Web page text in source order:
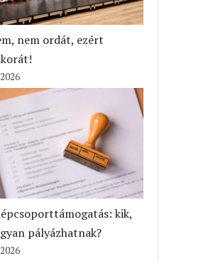
nem ordát, ezért
kik,
pályázhatnak?